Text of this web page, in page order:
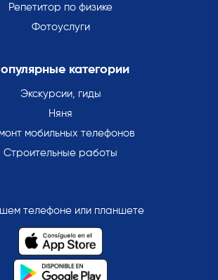
Репетитор по физике
Фотоуслуги
категории
Экскурсии, гиды
Няня
мобильных телефонов
Строительные работы
телефоне или планшете